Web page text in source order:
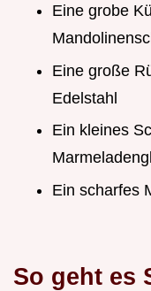
Eine grobe
Eine große
Edelstahl
Ein kleines
Ein scharfes
So geht es